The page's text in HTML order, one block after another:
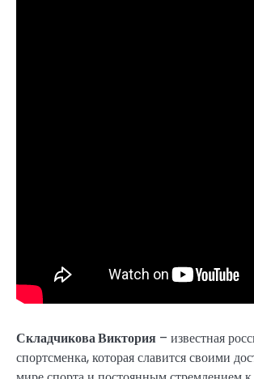
Складчикова Виктория – известная
спортсменка, которая славится своими